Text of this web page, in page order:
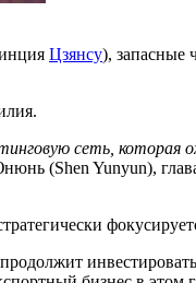
Цзянсу), запасные
сеть, которая
(Shen Yunyun),